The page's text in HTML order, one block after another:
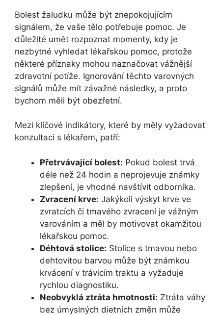
Bolest žaludku může být znepokojujícím
signálem, že vaše tělo potřebuje pomoc. Je
důležité umět rozpoznat momenty, kdy je
nezbytné vyhledat lékařskou pomoc, protože
některé příznaky mohou naznačovat vážnější
zdravotní potíže. Ignorování těchto varovných
signálů může mít závažné následky, a proto
bychom měli být obezřetní.
Mezi klíčové indikátory, které by měly vyžadovat
konzultaci s lékařem, patří:
Přetrvávající bolest: Pokud bolest trvá
déle než 24 hodin a neprojevuje známky
zlepšení, je vhodné navštívit odborníka.
Zvracení krve: Jakýkoli výskyt krve ve
zvratcích či tmavého zvracení je vážným
varováním a měl by motivovat okamžitou
lékařskou pomoc.
Déhtová stolice: Stolice s tmavou nebo
dehtovitou barvou může být známkou
krvácení v trávicím traktu a vyžaduje
rychlou diagnostiku.
Neobvyklá ztráta hmotnosti: Ztráta váhy
bez úmyslných dietních změn může